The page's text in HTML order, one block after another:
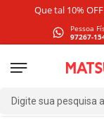
Que tal 10%
Pessoa
97267-
Digite sua